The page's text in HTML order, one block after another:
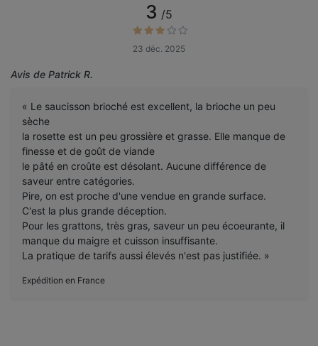
3 /5
23 déc. 2025
Avis de Patrick R.
« Le saucisson brioché est excellent, la brioche un peu
sèche
la rosette est un peu grossière et grasse. Elle manque de
finesse et de goût de viande
le pâté en croûte est désolant. Aucune différence de
saveur entre catégories.
Pire, on est proche d'une vendue en grande surface.
C'est la plus grande déception.
Pour les grattons, très gras, saveur un peu écoeurante, il
manque du maigre et cuisson insuffisante.
La pratique de tarifs aussi élevés n'est pas justifiée. »
Expédition en France